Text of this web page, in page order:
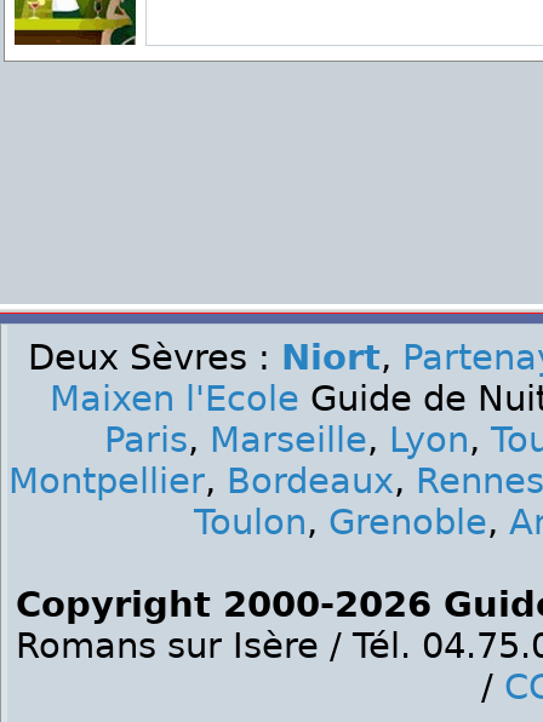
Deux Sèvres : Niort,
Maixen l'Ecole Guide de
Paris, Marseille, Lyon,
Montpellier, Bordeaux, Rennes
Toulon, Grenoble,
Copyright 2000-2026
Romans sur Isère / Tél.
/